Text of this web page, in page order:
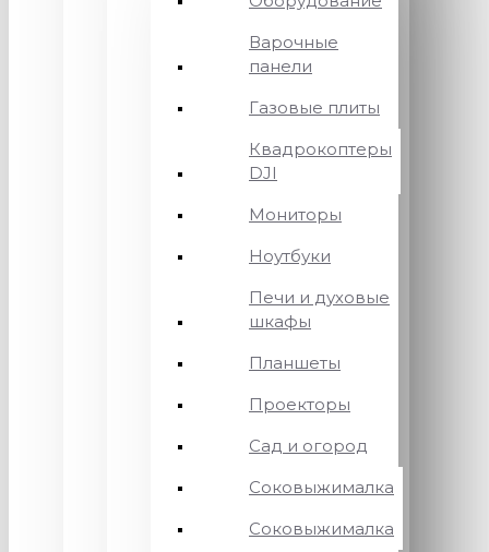
Варочные
панели
Газовые плиты
Квадрокоптеры
DJI
Мониторы
Ноутбуки
Печи и духовые
шкафы
Планшеты
Проекторы
Сад и огород
Соковыжималка
Соковыжималка